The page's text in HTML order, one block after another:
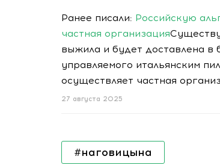
Ранее писали: Российскую
частная организация
выжила и будет доставлена в
управляемого итальянским
осуществляет частная
27 августа 2025
#наговицына